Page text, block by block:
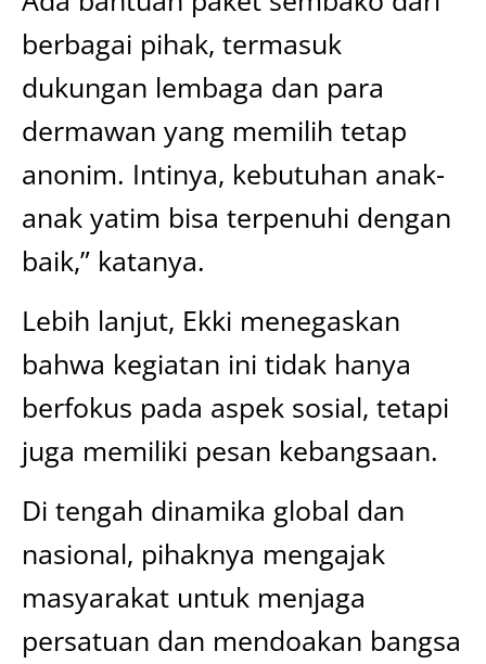
berbagai pihak, termasuk
dukungan lembaga dan para
dermawan yang memilih tetap
anonim. Intinya, kebutuhan anak-
anak yatim bisa terpenuhi dengan
baik,” katanya.
Lebih lanjut, Ekki menegaskan
bahwa kegiatan ini tidak hanya
berfokus pada aspek sosial, tetapi
juga memiliki pesan kebangsaan.
Di tengah dinamika global dan
nasional, pihaknya mengajak
masyarakat untuk menjaga
persatuan dan mendoakan bangsa